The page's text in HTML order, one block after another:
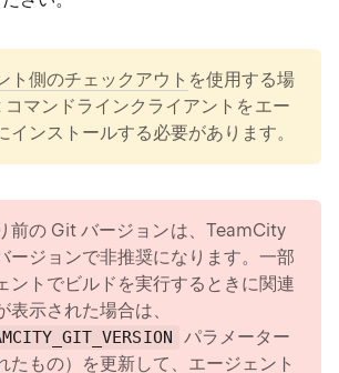
ト側のチェックアウト を使用する場
マンドラインクライアントをエー
インストールする必要があります。
前の Git バージョンは、TeamCity
ージョンで非推奨になります。一部
ントでビルドを実行するときに関連
表示された場合は、
パラメーター
たもの）を更新して、エージェント